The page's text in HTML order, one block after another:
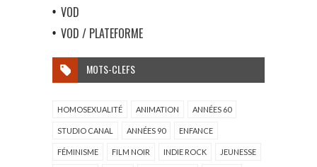
VOD
VOD / PLATEFORME
MOTS-CLEFS
HOMOSEXUALITÉ ANIMATION ANNÉES 60
STUDIO CANAL ANNÉES 90 ENFANCE
FÉMINISME FILM NOIR INDIE ROCK JEUNESSE